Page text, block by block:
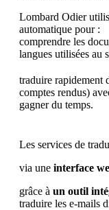
Lombard Odier
automatique pour :
comprendre les
langues utilisées au
traduire rapidement
comptes rendus)
gagner du temps.
Les services de
via une interface
grâce à un outil
traduire les e-mails